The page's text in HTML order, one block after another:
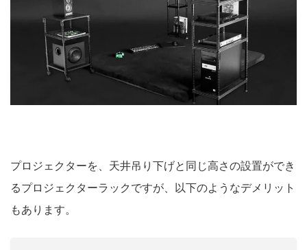
プロジェクターを、天井吊り下げと同じ高さの設置ができ
るプロジェクターラックですが、以下のようなデメリット
もあります。